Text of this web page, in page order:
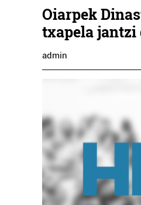
Oiarpek
txapela jantzi
admin